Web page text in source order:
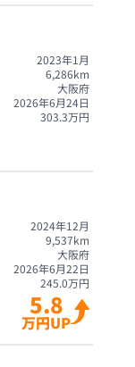
2023年1月
6,286km
大阪府
2026年6月24日
303.3万円
2024年12月
9,537km
大阪府
2026年6月22日
245.0万円
5.8
万円UP